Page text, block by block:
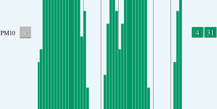
PM10 - 4 31